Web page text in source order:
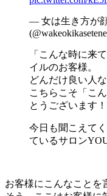
— 女は生き方が
「こんな時に来
イルのお客様。
どんだけ良い人
こちらこそ「こ
とうございます！
今日も聞こえて
ているサロン
お客様にこんなことを